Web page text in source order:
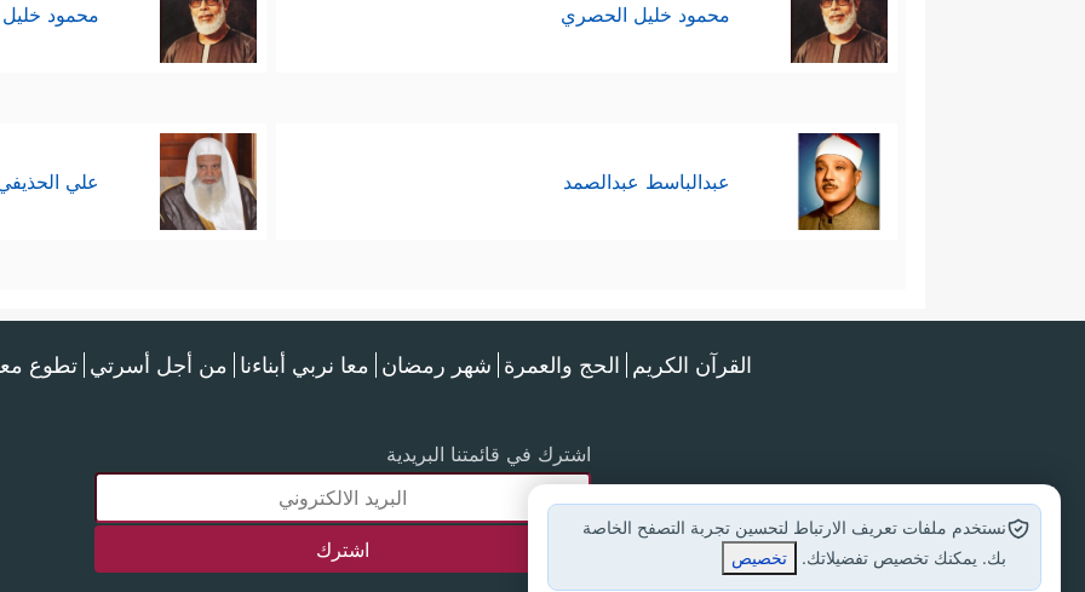
محمود خليل الحصري محمود
عبدالباسط عبدالصمد علي
القرآن الكريم الحج والعمرة شهر رمضان معا نربي أبناءنا من أجل أسرتي تطوع
اشترك في قائمتنا البريدية
نستخدم ملفات تعريف الارتباط لتحسين تجربة التصفح الخاصة
بك. يمكنك تخصيص تفضيلاتك.
تخصيص